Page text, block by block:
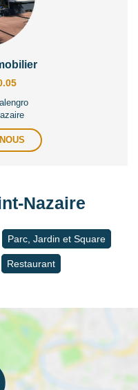
Nazaire
Parc, Jardin et Square
Restaurant